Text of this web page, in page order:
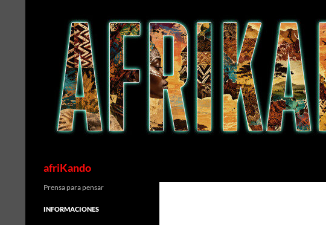
afriKando
Prensa para pensar
INFORMACIONES